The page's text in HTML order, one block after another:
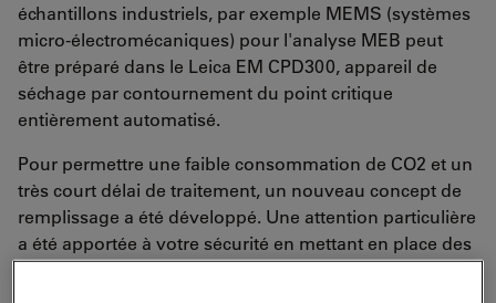
échantillons industriels, par exemple MEMS (systèmes
micro-électromécaniques) pour l'analyse MEB peut
être préparé dans le Leica EM CPD300, appareil de
séchage par contournement du point critique
entièrement automatisé.
Pour permettre une faible consommation de CO2 et un
très court délai de traitement, un nouveau concept de
remplissage a été développé. Une attention particulière
a été apportée à votre sécurité en mettant en place des
fonctions d'arrêt du logiciel en cas de défaillance